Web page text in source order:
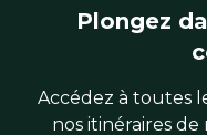
Plongez
Accédez à toutes
nos itinéraires